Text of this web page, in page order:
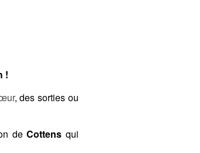
!
, des sorties ou
deCottens qui